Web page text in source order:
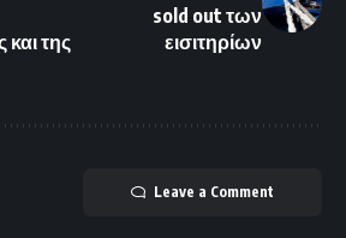
της
sold out των
εισιτηρίων
Leave a Comment